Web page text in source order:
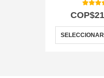
5.00
COP$